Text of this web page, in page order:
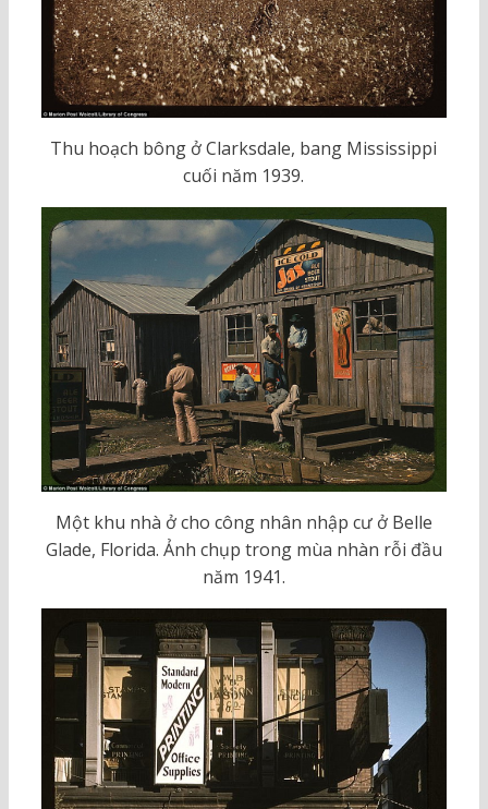
Thu hoạch bông ở Clarksdale, bang Mississippi
cuối năm 1939.
Một khu nhà ở cho công nhân nhập cư ở Belle
Glade, Florida. Ảnh chụp trong mùa nhàn rỗi đầu
năm 1941.